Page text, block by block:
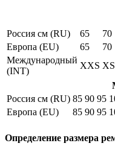
Россия см (RU)
65 70
Европа (EU)
65 70
Международный
(INT)
XXS XS
Россия см (RU) 85 90 95
Европа (EU)
85 90 95
Определение размера